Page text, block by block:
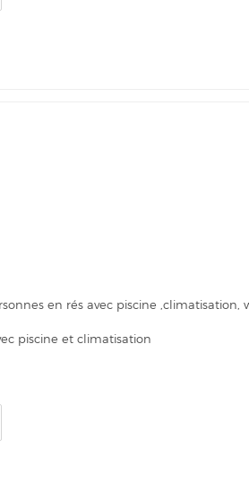
en rés avec piscine ,climatisation,
piscine et climatisation